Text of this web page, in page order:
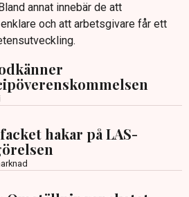
annat innebär de att
och att arbetsgivare får ett
hakar på LAS-